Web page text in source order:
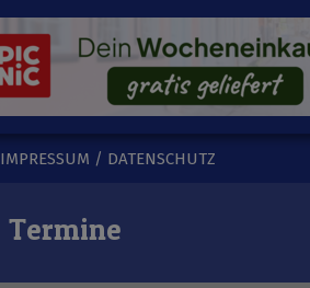
IMPRESSUM / DATENSCHUTZ
Termine